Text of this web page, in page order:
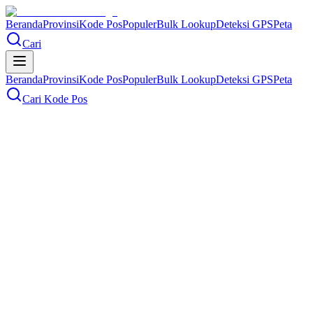
BerandaProvinsiKode PosPopulerBulk LookupDeteksi GPSPeta
Cari
BerandaProvinsiKode PosPopulerBulk LookupDeteksi GPSPeta
Cari Kode Pos